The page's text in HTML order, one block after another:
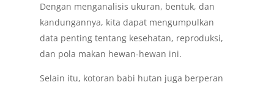
Dengan menganalisis ukuran, bentuk, dan
kandungannya, kita dapat mengumpulkan
data penting tentang kesehatan, reproduksi,
dan pola makan hewan-hewan ini.
Selain itu, kotoran babi hutan juga berperan